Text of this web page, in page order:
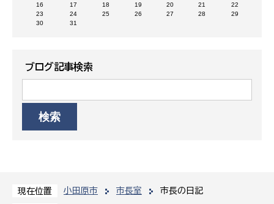
現在位置 小田原市 市長室 市長の日記
16
17 18 19 20 21
22
23
24 25 26 27 28
29
30
31
ブログ記事検索